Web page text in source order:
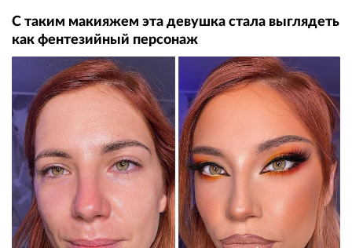
С таким макияжем эта девушка стала выглядеть
как фентезийный персонаж